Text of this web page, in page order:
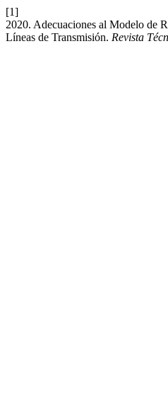
[1]
2020. Adecuaciones al Modelo de
Líneas de Transmisión. Revista